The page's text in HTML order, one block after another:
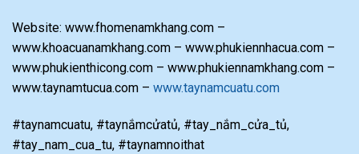
Website: www.fhomenamkhang.com –
www.khoacuanamkhang.com – www.phukiennhacua.com –
www.phukienthicong.com – www.phukiennamkhang.com –
www.taynamtucua.com – www.taynamcuatu.com
#taynamcuatu, #taynắmcửatủ, #tay_nắm_cửa_tủ,
#tay_nam_cua_tu, #taynamnoithat